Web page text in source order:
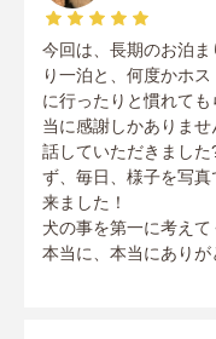
今回は、長期のお泊
り一泊と、何度かホ
に行ったりと慣れて
当に感謝しかありま
話していただきまし
ず、毎日、様子を写
来ました！
犬の事を第一に考えて
本当に、本当にありが